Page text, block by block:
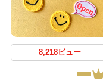
8,218ビュー